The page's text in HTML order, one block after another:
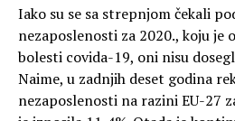
Iako su se sa strepnjom čekali
nezaposlenosti za 2020., koju je
bolesti covida-19, oni nisu
Naime, u zadnjih deset godina
nezaposlenosti na razini EU-27